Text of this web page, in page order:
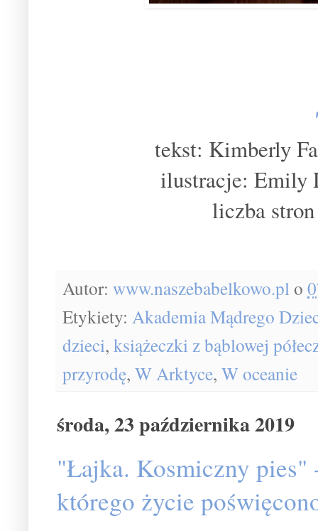
tekst: Kimberly
ilustracje: Emily
liczba
Autor: www.naszebabelkowo.pl o
Etykiety: Akademia Mądrego
dzieci, książeczki z bąblowej
przyrodę, W Arktyce, W oceanie
środa, 23 października 2019
"Łajka. Kosmiczny
którego życie